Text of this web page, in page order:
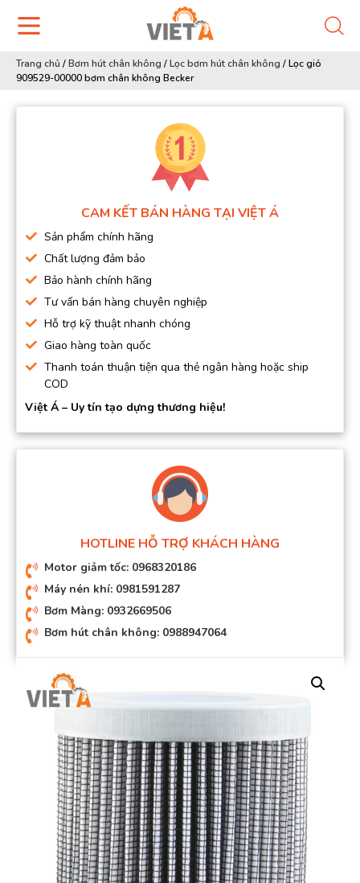
Trang chủ /Bơm hút chân không /Lọc bơm hút chân không /Lọc gió
909529-00000 bơm chân không Becker
CAM KẾT BÁN HÀNG TẠI VIỆT Á
Sản phẩm chính hãng
Chất lượng đảm bảo
Bảo hành chính hãng
Tư vấn bán hàng chuyên nghiệp
Hỗ trợ kỹ thuật nhanh chóng
Giao hàng toàn quốc
Thanh toán thuận tiện qua thẻ ngân hàng hoặc ship
COD
Việt Á – Uy tín tạo dựng thương hiệu!
HOTLINE HỖ TRỢ KHÁCH HÀNG
Motor giảm tốc: 0968320186
Máy nén khí: 0981591287
Bơm Màng: 0932669506
Bơm hút chân không: 0988947064